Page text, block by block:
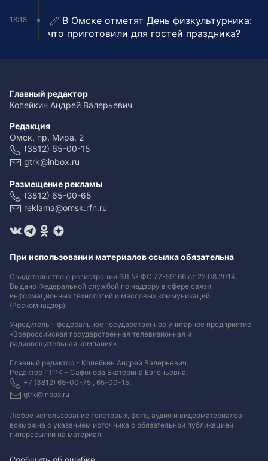
18:18
В Омске отметят День физкультурника:
что приготовили для гостей праздника?
Главный редактор
Копейкин Андрей Валерьевич
Редакция
Омск, пр. Мира, 2
(3812) 65-00-15
gtrk@inbox.ru
Размещение рекламы
(3812) 65-00-65
reklama@omsk.rfn.ru
При использовании материалов ссылка обязательна
Свидетельство о регистрации ЭЛ № ФС 77-59166 от 22.08.2014.
Выдано Федеральной службой по надзору в сфере связи,
информационных технологий и массовых коммуникаций
(Роскомнадзор).
Учредитель - федеральное государственное унитарное предприятие
«Всероссийская государственная телевизионная и
радиовещательная компания».
Главный редактор - Копейкин Андрей Валерьевич.
Редактор ГТРК - Сафонова Екатерина Евгеньевна.
+7 (3812) 65-00-75 , 65-00-15.
gtrk@inbox.ru
Любое использование текстовых, фото, аудио и видеоматериалов
возможна с указанием источника с обязательной публикацией
гиперссылки на материал.